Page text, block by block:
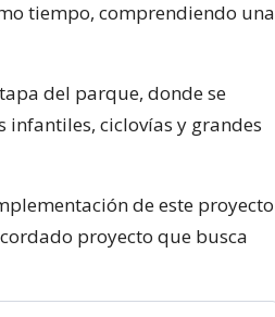
tiempo, comprendiendo una
del parque, donde se
ciclovías y grandes
de este proyecto
proyecto que busca